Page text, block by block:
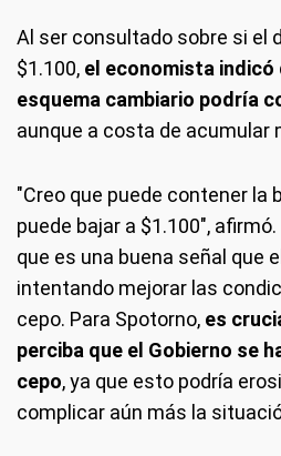
Al ser consultado sobre si el
$1.100, el economista indicó
esquema cambiario podría
aunque a costa de acumular
"Creo que puede contener la
puede bajar a $1.100",
que es una buena señal que
intentando mejorar las
cepo. Para Spotorno, es
perciba que el Gobierno se
cepo, ya que esto podría
complicar aún más la